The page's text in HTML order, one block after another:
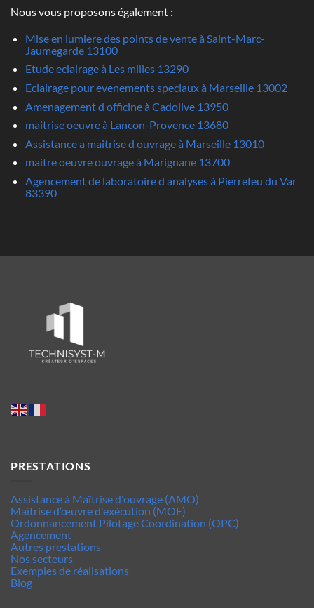
Nous vous proposons également :
Mise en lumiere des points de vente à Saint-Marc-
Jaumegarde 13100
Etude eclairage à Les milles 13290
Eclairage pour evenements speciaux à Marseille 13002
Amenagement d officine à Cadolive 13950
maitrise oeuvre à Lancon-Provence 13680
Assistance a maitrise d ouvrage à Marseille 13010
maitre oeuvre ouvrage à Marignane 13700
Agencement de laboratoire d analyses à Pierrefeu du Var
83390
PRESTATIONS
Assistance à Maîtrise d'ouvrage (AMO)
Maîtrise d’œuvre d'exécution (MOE)
Ordonnancement Pilotage Coordination (OPC)
Agencement
Autres prestations
Nos secteurs
Exemples de réalisations
Blog